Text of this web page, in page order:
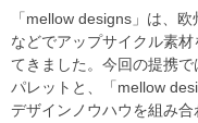
「mellow designs」は、
などでアップサイクル素
てきました。今回の提携
パレットと、「mellow
デザインノウハウを組み合